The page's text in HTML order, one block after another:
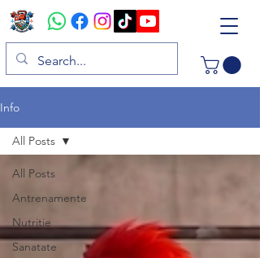
Info
All Posts
Antrenamente
Nutritie
Sanatate
All Posts